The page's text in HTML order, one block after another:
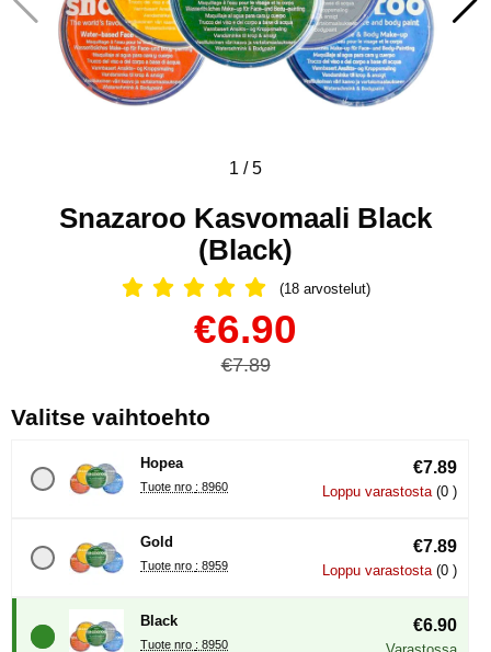
1 /5
Snazaroo Kasvomaali Black
(Black)
Arvostelu: 5 Tähdet, Ohita kaikki
(18 arvostelut)
uusi hinta
€6.90
vanha hinta
€7.89
Valitse vaihtoehto
Hopea
Tuote nro : 8960
€7.89
Loppu varastosta (0 )
Gold
Tuote nro : 8959
€7.89
Loppu varastosta (0 )
Black
Tuote nro : 8950
€6.90